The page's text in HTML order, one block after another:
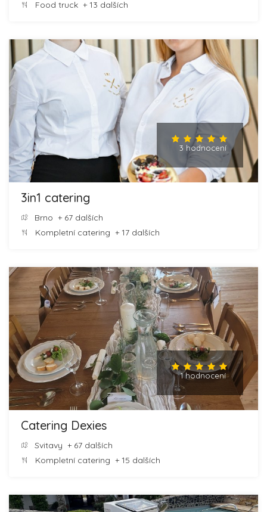
Food truck + 13 dalších
3 hodnocení
3in1 catering
Brno + 67 dalších
Kompletní catering + 17 dalších
1 hodnocení
Catering Dexies
Svitavy + 67 dalších
Kompletní catering + 15 dalších